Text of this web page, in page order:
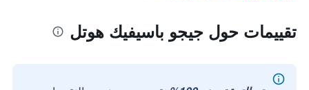
تقييمات حول جيجو باسيفيك هوتل